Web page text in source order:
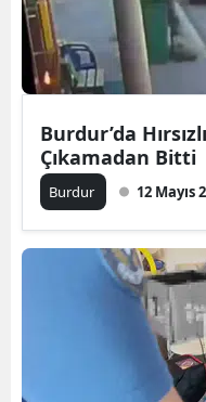
Burdur’da
Çıkamadan Bitti
Burdur 12 Mayıs